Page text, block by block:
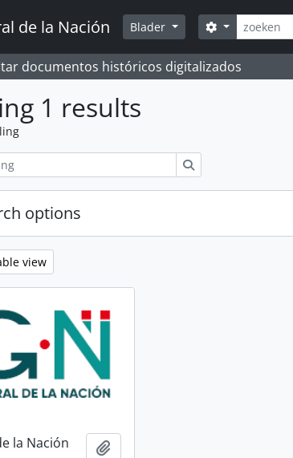
de la Nación Blader zoeken
Search options
documentos históricos digitalizados
1 results
options
view
la Nación